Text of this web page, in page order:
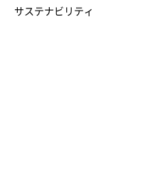
サステナビリティ